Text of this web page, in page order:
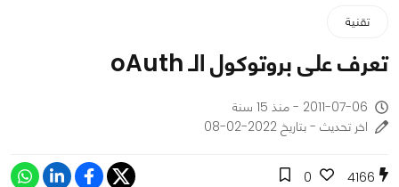
تقنية
تعرف على بروتوكول الـ oAuth
2011-07-06 - منذ 15 سنة
اخر تحديث - بتاريخ 2022-02-08
4166
0